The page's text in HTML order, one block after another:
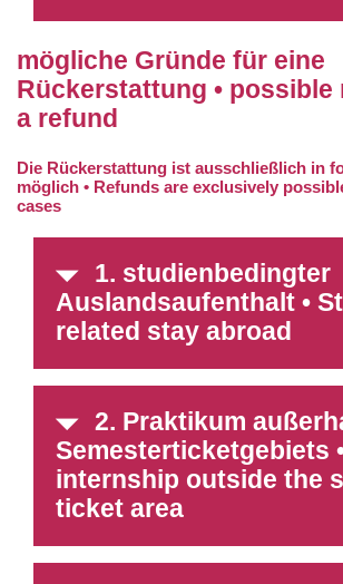
mögliche Gründe für eine
Rückerstattung • possible
a refund
Die Rückerstattung ist ausschließlich in
möglich • Refunds are exclusively
cases
1. studienbedingter
Auslandsaufenthalt •
related stay abroad
2. Praktikum
Semesterticketgebiets
internship outside the
ticket area